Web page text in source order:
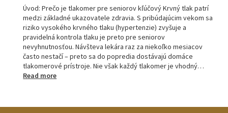
Úvod: Prečo je tlakomer pre seniorov kľúčový Krvný tlak patrí
medzi základné ukazovatele zdravia. S pribúdajúcim vekom sa
riziko vysokého krvného tlaku (hypertenzie) zvyšuje a
pravidelná kontrola tlaku je preto pre seniorov
nevyhnutnosťou. Návšteva lekára raz za niekoľko mesiacov
často nestačí – preto sa do popredia dostávajú domáce
tlakomerové prístroje. Nie však každý tlakomer je vhodný…
Read more: